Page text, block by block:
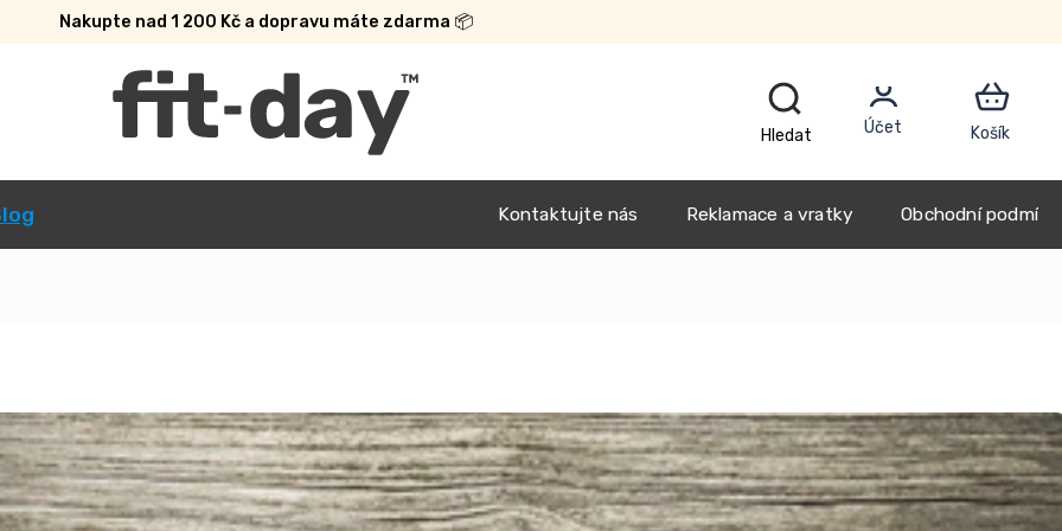
Nakupte nad 1 200 Kč a dopravu máte zdarma 📦
Kontaktujte nás Reklamace a vratky Obchodní